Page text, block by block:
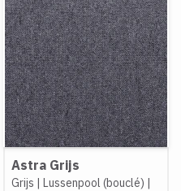
Astra Grijs
Grijs | Lussenpool (bouclé) |